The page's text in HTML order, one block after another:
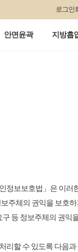
로그인
안면윤곽 지방흡
정보보호법」은 이러
주체의 권익을 보호
등 정보주체의 권익
리할 수 있도록 다음과